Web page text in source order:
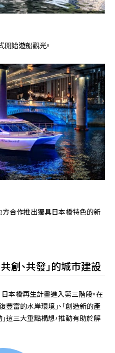
始遊船觀光。
方合作推出獨具日本橋特色的新
創、共發」的城市建設
日本橋再生計畫進入第三階段。在
豐富的水岸環境」、「創造新的產
」這三大重點構想，推動有助於解